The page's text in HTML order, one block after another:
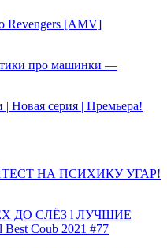
Revengers [AMV]
про машинки —
Новая серия | Премьера!
НА ПСИХИКУ УГАР!
ДО СЛЁЗ l ЛУЧШИЕ
Coub 2021 #77